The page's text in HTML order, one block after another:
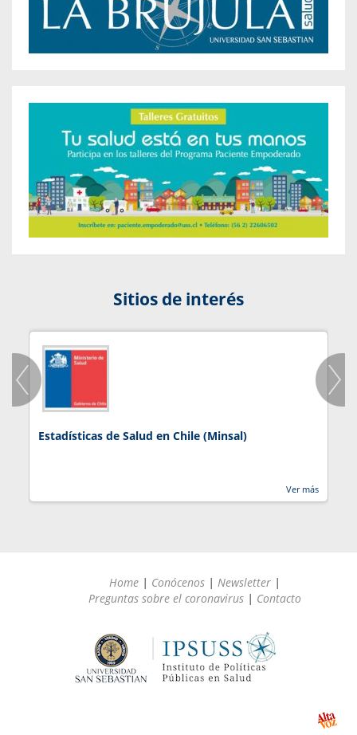
Sitios de interés
Estadísticas de Salud en Chile (Minsal)
Ver más
Home | Conócenos | Newsletter |
Preguntas sobre el coronavirus | Contacto